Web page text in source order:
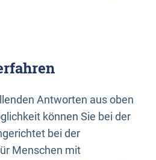
Antworten aus oben
können Sie bei der
bei der
Menschen mit